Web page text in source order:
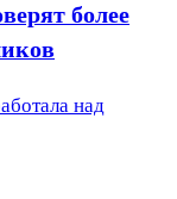
более
над